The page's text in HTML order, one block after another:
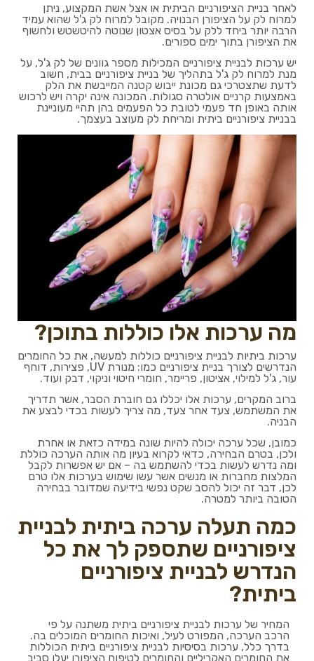
לאחר בניית הציפורניים הביתית או אצל אשת המקצוע, ניתן
למרוח לק על הציפורן הבנויה. מקובל למרוח לק ג'ל שהוא עמיד
הרבה יותר ביחד ללק על בסיס אצטון שנוטה להיטשטש ולחשוף
את הציפורן בתוך ימים ספורים.
יש ערכות לבניית ציפורניים המכילות מספר גוונים של לק ג'ל, על
מנת למרוח לק ג'ל בתהליך של בניית ציפורניים בבית, חשוב
לדעת שתצטרכי גם מכונת ייבוש קטנה המייבשת את הלק
באמצעות קרניים אולטרה סגולות. המכונה אינה יקרה ויש לרכוש
אותה באופן חד פעמי לטובת כל הפעמים בהן תהיי מעוניינת
בבניית ציפורניים ביתית ומריחת לק מעוצב בעצמך.
מה ערכות אלו כוללות בתוכן?
ערכות ביתיות לבניית ציפורניים כוללות למעשה, את כל החומרים
הנדרשים לצורך בניית ציפורניים כמו: מנורת UV, פצירות, דוחף
עור, ג'ל למילוי, אציטון, פריימר, חומרי חיטוי וניקוי, דבק ועוד.
ברוב המקרים, ערכות אלו יכללו גם חוברת הסבר, אשר תדריך
את המשתמש, צעד אחר צעד, מה צריך לעשות בכדי לבצע את
הבניה.
כמובן, שכל ערכה יכולה להיות שונה במידה כזאת או אחרת
ולכן, בטרם הבחירה, כדאי לקרוא בעיון מה אותה הערכה כוללת
ומה נדרש לעשות בכדי להשתמש בה – אם יש אפשרות לקבל
המלצות מחברות או מנשים אשר עשו שימוש בערכות אלו טרם
לכן, דבר זה יכול להסב שקט נפשי בידיעה שמדובר בבחירה
הטובה ביותר למטרה.
כמה תעלה ערכה ביתית לבניית
ציפורניים שתספק לך את כל
הנדרש לבניית ציפורניים
ביתית?
המחיר של ערכות לבניית ציפורניים ביתית משתנה על פי
הרכב הערכה, המפורט לעיל, ואיכות החומרים המוכלים בה.
בדרך כלל, ערכות בסיסיות לבניית ציפורניים ביתית הכוללות
את החומרים האקריליים והחומרים לטיפוח הציפורן יעלו סביב